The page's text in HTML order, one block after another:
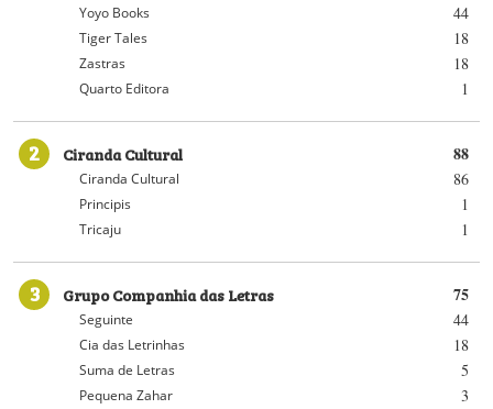
44
Yoyo Books
18
Tiger Tales
18
Zastras
1
Quarto Editora
2 88
Ciranda Cultural
86
Ciranda Cultural
1
Principis
1
Tricaju
3 75
Grupo Companhia das Letras
44
Seguinte
18
Cia das Letrinhas
5
Suma de Letras
3
Pequena Zahar